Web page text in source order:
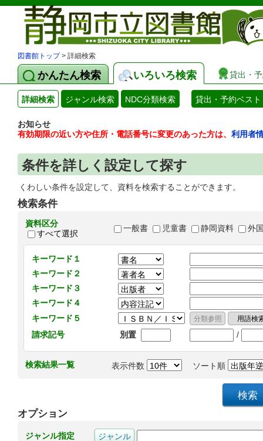
図書館トップ> 詳細検索
かんたん検索 いろいろ検索 貸出・
詳細検索 ジャンル検索 NDC分類検索 貸出・予約ベスト
お知らせ
有効期限の近い方や住所・電話番号に変更のあった方は、 利用者
条件を詳しく設定して探す
くわしい条件を設定して、資料を検索することができます。
検索条件
資料区分
すべて選択
一般書 児童書 静岡資料 外
キーワード１
キーワード２
キーワード３
キーワード４
キーワード５
請求記号
別置 /
検索結果一覧 表示件数 ソート順
オプション
ジャンル指定